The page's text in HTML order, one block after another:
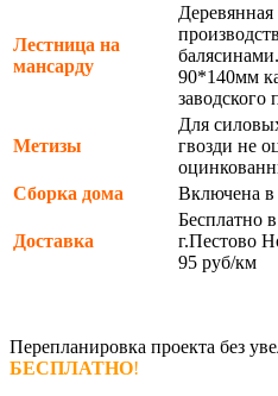
Лестница на
мансарду
Деревянная
90*140мм
заводского
Метизы
Для
гвозди не
Сборка дома
Включена в
Доставка
Бесплатно
г.Пестово
95 руб/км
Перепланировка проекта без
БЕСПЛАТНО!